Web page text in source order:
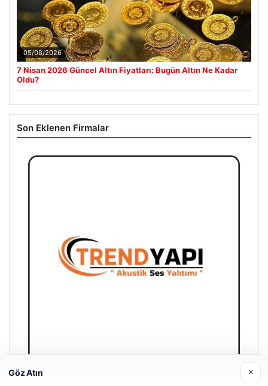
05/08/2026
7 Nisan 2026 Güncel Altın Fiyatları: Bugün Altın Ne Kadar
Oldu?
Son Eklenen Firmalar
Göz Atın ×